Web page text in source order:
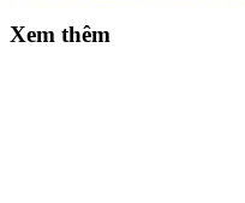
Xem thêm